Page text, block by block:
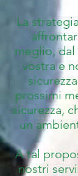
La
meglio,
vostra e
prossimi
sicurezza,
un
A tal
nostri